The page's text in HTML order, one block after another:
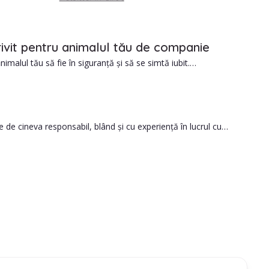
pentru animalul tău de companie
tău să fie în siguranță și să se simtă iubit.
cineva responsabil, blând și cu experiență în lucrul cu
dorite).
a intra în contact.